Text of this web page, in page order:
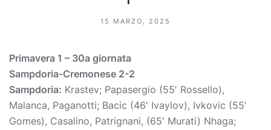
15 MARZO, 2025
Primavera 1 – 30a giornata
Sampdoria-Cremonese 2-2
Sampdoria: Krastev; Papasergio (55′ Rossello),
Malanca, Paganotti; Bacic (46′ Ivaylov), Ivkovic (55′
Gomes), Casalino, Patrignani, (65′ Murati) Nhaga;